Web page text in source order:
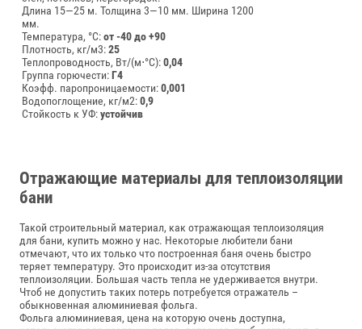
Длина 15—25 м. Толщина 3—10 мм. Ширина 1200
мм.
Температура, °C:от -40 до +90
Плотность, кг/м3:25
Теплопроводность, Вт/(м⋅°С):0,04
Группа горючести:Г4
Коэфф. паропроницаемости:0,001
Водопоглощение, кг/м2:0,9
Стойкость к УФ:устойчив
Отражающие материалы для теплоизоляции
бани
Такой строительный материал, как отражающая теплоизоляция
для бани, купить можно у нас. Некоторые любители бани
отмечают, что их только что построенная баня очень быстро
теряет температуру. Это происходит из-за отсутствия
теплоизоляции. Большая часть тепла не удерживается внутри.
Чтоб не допустить таких потерь потребуется отражатель –
обыкновенная алюминиевая фольга.
Фольга алюминиевая, цена на которую очень доступна,